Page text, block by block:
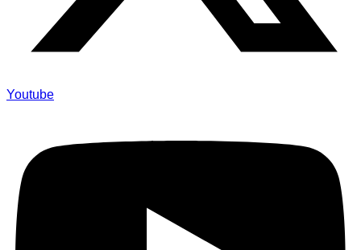
Youtube